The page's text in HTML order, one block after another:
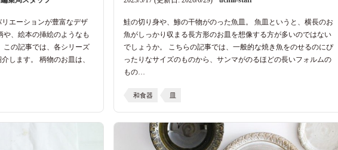
エーションが豊富なデザ
や、絵本の挿絵のようなも
この記事では、各シリーズ
します。 柄物のお皿は、
鮭の切り身や、鯵の干物がのった魚皿。 魚皿というと、横長のお
魚がしっかり収まる長方形のお皿を想像する方が多いのではない
でしょうか。 こちらの記事では、一般的な焼き魚をのせるのにぴ
ったりなサイズのものから、サンマがのるほどの長いフォルムの
もの…
和食器 皿